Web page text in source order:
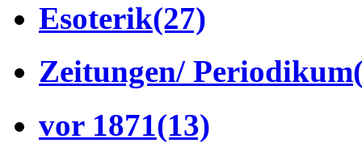
Esoterik(27)
Zeitungen/ Periodikum
vor 1871(13)